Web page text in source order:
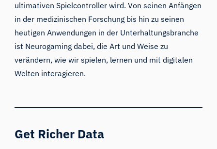
ultimativen Spielcontroller wird. Von seinen Anfängen
in der medizinischen Forschung bis hin zu seinen
heutigen Anwendungen in der Unterhaltungsbranche
ist Neurogaming dabei, die Art und Weise zu
verändern, wie wir spielen, lernen und mit digitalen
Welten interagieren.
Get Richer Data